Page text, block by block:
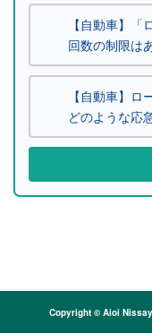
【自動車】
回数の制限は
【自動車】
どのような応
Copyright © Aioi